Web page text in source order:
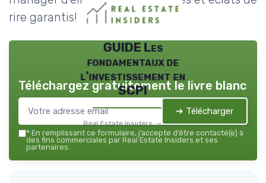
rire garantis!
GUIDE Les
fondamentaux de
l'investissement en
SCPI
Real Estate Insiders — 2026
Téléchargez gratuitement le livre blanc
➔ Télécharger
* En remplissant ce formulaire, j’accepte d’être contacté(e) à
des fins commerciales par Real Estate Insiders et ses
partenaires.